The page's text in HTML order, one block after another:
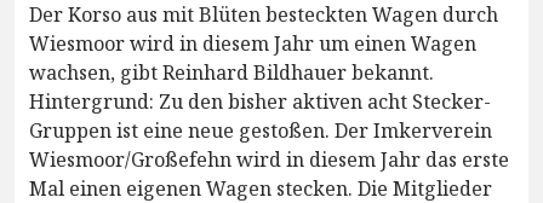
Der Korso aus mit Blüten besteckten Wagen durch
Wiesmoor wird in diesem Jahr um einen Wagen
wachsen, gibt Reinhard Bildhauer bekannt.
Hintergrund: Zu den bisher aktiven acht Stecker-
Gruppen ist eine neue gestoßen. Der Imkerverein
Wiesmoor/Großefehn wird in diesem Jahr das erste
Mal einen eigenen Wagen stecken. Die Mitglieder